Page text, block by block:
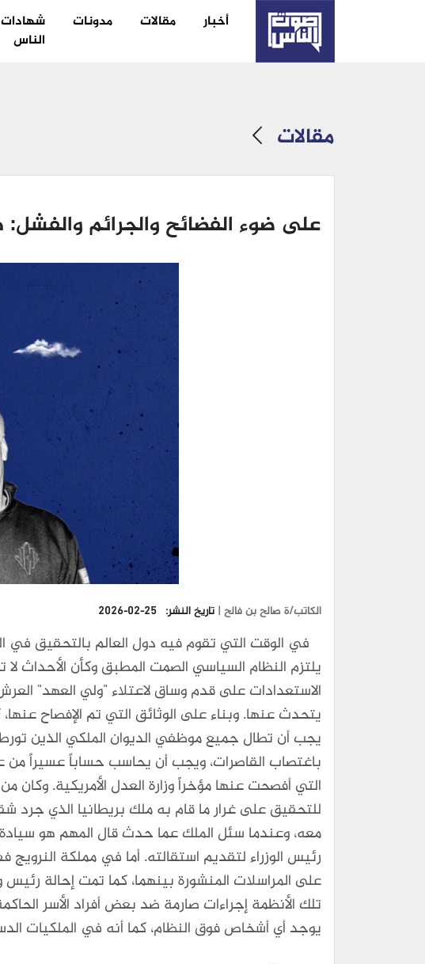
أخبار مقالات مدونات
شهادات
الناس
مقالات
على ضوء الفضائح والجرائم
الكاتب/ة صالح بن فالح | تاريخ النشر: 2026-02-25
في الوقت التي تقوم فيه دول العالم بالتحقيق في
يلتزم النظام السياسي الصمت المطبق وكأن الأحداث
الاستعدادات على قدم وساق لاعتلاء "ولي العهد"
يتحدث عنها. وبناء على الوثائق التي تم الإفصاح
يجب أن تطال جميع موظفي الديوان الملكي الذين
باغتصاب القاصرات، ويجب أن يحاسب حساباً عسيراً
التي أفصحت عنها مؤخراً وزارة العدل الأمريكية.
للتحقيق على غرار ما قام به ملك بريطانيا الذي جرد
معه، وعندما سئل الملك عما حدث قال المهم هو سيادة
رئيس الوزراء لتقديم استقالته. أما في مملكة
على المراسلات المنشورة بينهما، كما تمت إحالة
تلك الأنظمة إجراءات صارمة ضد بعض أفراد الأسر
يوجد أي أشخاص فوق النظام، كما أنه في الملكيات